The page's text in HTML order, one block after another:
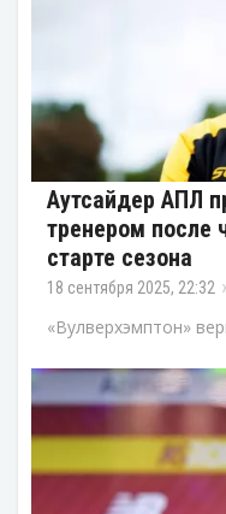
Аутсайдер АПЛ
тренером после
старте сезона
18 сентября 2025, 22:32
«Вулверхэмптон»